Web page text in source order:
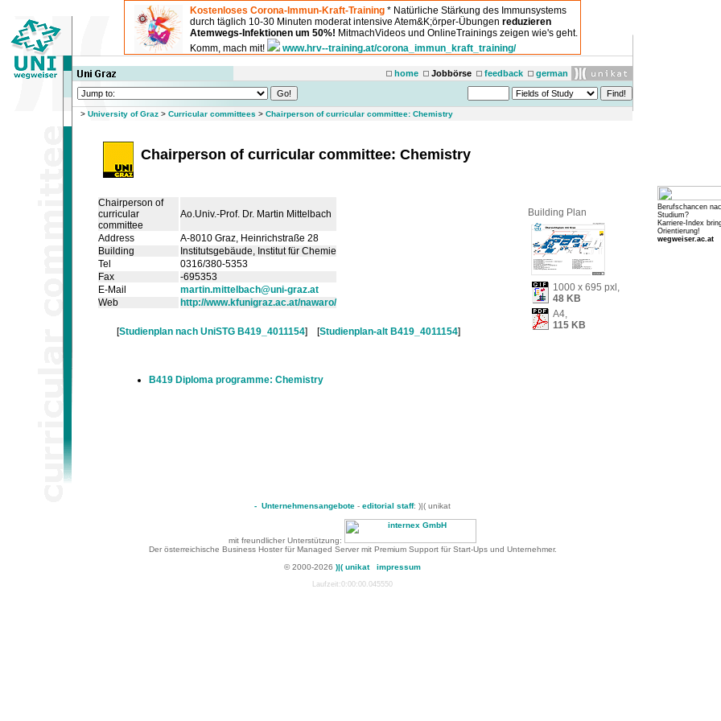
Kostenloses Corona-Immun-Kraft-Training * Natürliche Stärkung des Immunsystems
durch täglich 10-30 Minuten moderat intensive Atem&K;örper-Übungen reduzieren
Atemwegs-Infektionen um 50%! MitmachVideos und OnlineTrainings zeigen wie's geht.
Komm, mach mit!
www.hrv--training.at/corona_immun_kraft_training/
home Jobbörse feedback german
> University of Graz > Curricular committees > Chairperson of curricular committee: Chemistry
Chairperson of curricular committee: Chemistry
Chairperson of
curricular
committee
Ao.Univ.-Prof. Dr. Martin Mittelbach
Address
A-8010 Graz, Heinrichstraße 28
Building
Institutsgebäude, Institut für Chemie
Tel
0316/380-5353
Fax
-695353
E-Mail
martin.mittelbach@uni-graz.at
Web
http://www.kfunigraz.ac.at/nawaro/
[Studienplan nach UniSTG B419_4011154] [Studienplan-alt B419_4011154]
B419 Diploma programme: Chemistry
Building Plan
1000 x 695 pxl,
48 KB
A4,
115 KB
- Unternehmensangebote - editorial staff: )|( unikat
mit freundlicher Unterstützung:
Der österreichische Business Hoster für Managed Server mit Premium Support für Start-Ups und Unternehmer.
© 2000-2026 )|( unikat impressum
Laufzeit:0:00:00.045550
Berufschancen
Studium?
Karriere-Index
Orientierung!
wegweiser.ac.at